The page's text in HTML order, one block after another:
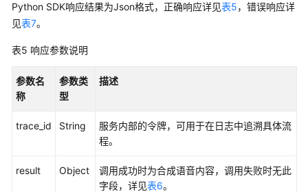
通
用
考
产
品
语
任
Python SDK响应结果为Json格式，正确响应详见表5，错误响应详
见表7。
表5 响应参数说明
参数名
称
参数类
型
描述
trace_id String
服务内部的令牌，可用于在日志中追溯具体流
程。
result Object
调用成功时为合成语音内容，调用失败时无此
字段，详见表6。